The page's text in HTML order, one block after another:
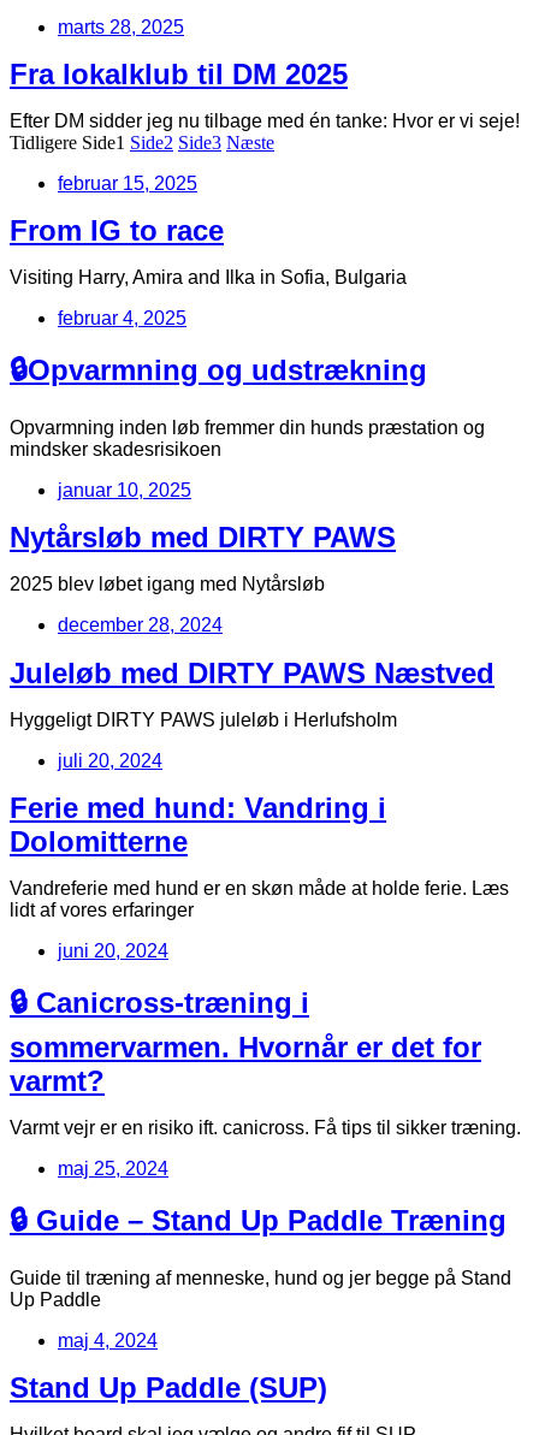
marts 28, 2025
Fra lokalklub til DM 2025
Efter DM sidder jeg nu tilbage med én tanke: Hvor er vi seje!
Tidligere Side1 Side2 Side3 Næste
februar 15, 2025
From IG to race
Visiting Harry, Amira and Ilka in Sofia, Bulgaria
februar 4, 2025
🔒Opvarmning og udstrækning
Opvarmning inden løb fremmer din hunds præstation og
mindsker skadesrisikoen
januar 10, 2025
Nytårsløb med DIRTY PAWS
2025 blev løbet igang med Nytårsløb
december 28, 2024
Juleløb med DIRTY PAWS Næstved
Hyggeligt DIRTY PAWS juleløb i Herlufsholm
juli 20, 2024
Ferie med hund: Vandring i
Dolomitterne
Vandreferie med hund er en skøn måde at holde ferie. Læs
lidt af vores erfaringer
juni 20, 2024
🔒 Canicross-træning i
sommervarmen. Hvornår er det for
varmt?
Varmt vejr er en risiko ift. canicross. Få tips til sikker træning.
maj 25, 2024
🔒 Guide – Stand Up Paddle Træning
Guide til træning af menneske, hund og jer begge på Stand
Up Paddle
maj 4, 2024
Stand Up Paddle (SUP)